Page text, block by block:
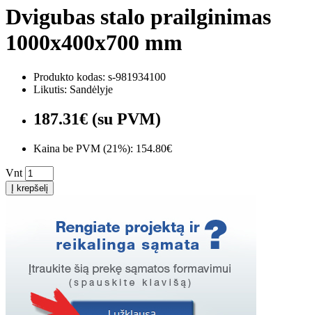
Dvigubas stalo prailginimas
1000x400x700 mm
Produkto kodas: s-981934100
Likutis: Sandėlyje
187.31€ (su PVM)
Kaina be PVM (21%): 154.80€
Vnt
Į krepšelį